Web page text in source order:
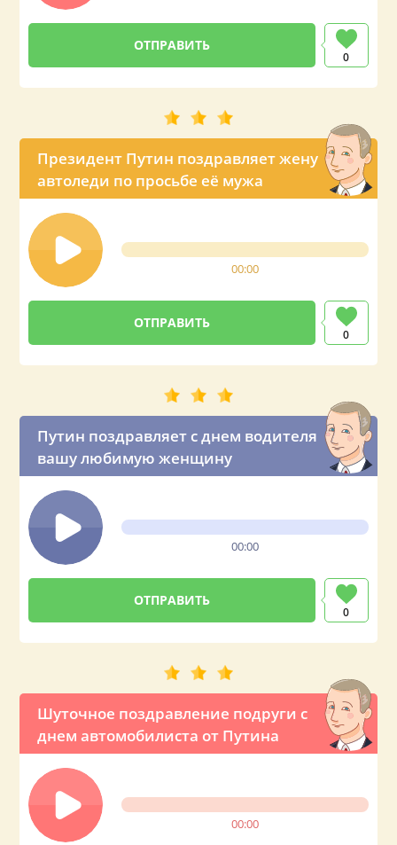
0
Президент Путин поздравляет жену
автоледи по просьбе её мужа
00:00
0
Путин поздравляет с днем водителя
вашу любимую женщину
00:00
0
Шуточное поздравление подруги с
днем автомобилиста от Путина
00:00